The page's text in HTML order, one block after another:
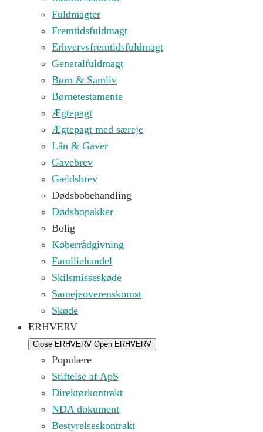
Fuldmagter
Fremtidsfuldmagt
Erhvervsfremtidsfuldmagt
Generalfuldmagt
Børn & Samliv
Børnetestamente
Ægtepagt
Ægtepagt med særeje
Lån & Gaver
Gavebrev
Gældsbrev
Dødsbobehandling
Dødsbopakker
Bolig
Køberrådgivning
Familiehandel
Skilsmisseskøde
Samejeoverenskomst
Skøde
ERHVERV
Close ERHVERV Open ERHVERV
Populære
Stiftelse af ApS
Direktørkontrakt
NDA dokument
Bestyrelseskontrakt